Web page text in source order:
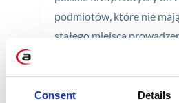
Consent Details
podmiotów, które nie
stałego miejsca